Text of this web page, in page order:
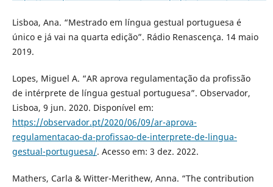
Lisboa, Ana. “Mestrado em língua gestual portuguesa é
único e já vai na quarta edição”. Rádio Renascença. 14 maio
2019.
Lopes, Miguel A. “AR aprova regulamentação da profissão
de intérprete de língua gestual portuguesa”. Observador,
Lisboa, 9 jun. 2020. Disponível em:
https://observador.pt/2020/06/09/ar-aprova-
regulamentacao-da-profissao-de-interprete-de-lingua-
gestual-portuguesa/. Acesso em: 3 dez. 2022.
Mathers, Carla & Witter-Merithew, Anna. “The contribution